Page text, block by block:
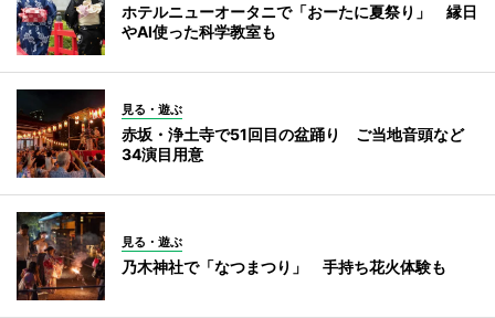
ホテルニューオータニで「おーたに夏祭り」 縁日
やAI使った科学教室も
見る・遊ぶ
赤坂・浄土寺で51回目の盆踊り ご当地音頭など
34演目用意
見る・遊ぶ
乃木神社で「なつまつり」 手持ち花火体験も